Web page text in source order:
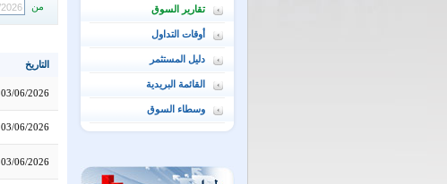
تقارير السوق
أوقات التداول
دليل المستثمر
القائمة البريدية
وسطاء السوق
من
التاريخ
03/06/2026
03/06/2026
03/06/2026